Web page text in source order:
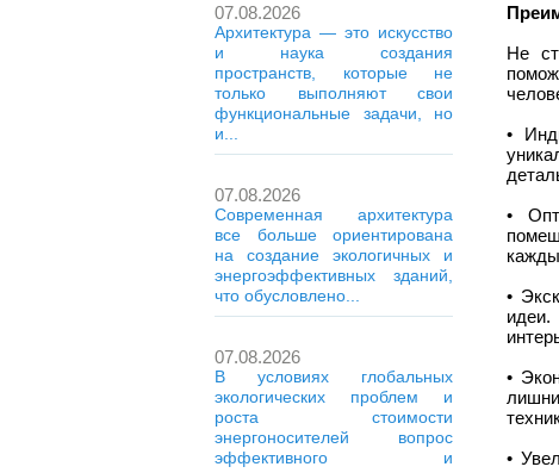
07.08.2026
Архитектура — это искусство
и наука создания
пространств, которые не
только выполняют свои
функциональные задачи, но
и...
07.08.2026
Современная архитектура
все больше ориентирована
на создание экологичных и
энергоэффективных зданий,
что обусловлено...
07.08.2026
В условиях глобальных
экологических проблем и
роста стоимости
энергоносителей вопрос
эффективного и
Не
•
•
•
•
•